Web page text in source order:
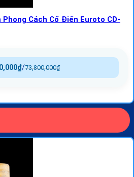
Cách Cổ Điển Euroto CD-
73,800,000₫
/
₫